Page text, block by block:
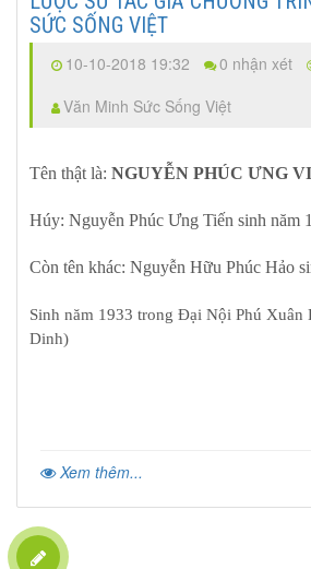
SỨC SỐNG VIỆT
10-10-2018 19:32 0 nhận xét
Văn Minh Sức Sống Việt
Tên thật là:NGUYỄN PHÚC ƯNG
Húy: Nguyễn Phúc Ưng Tiến sinh năm
Còn tên khác: Nguyễn Hữu Phúc Hảo
Sinh năm 1933 trong Đại Nội Phú Xuân
Dinh)
Xem thêm...